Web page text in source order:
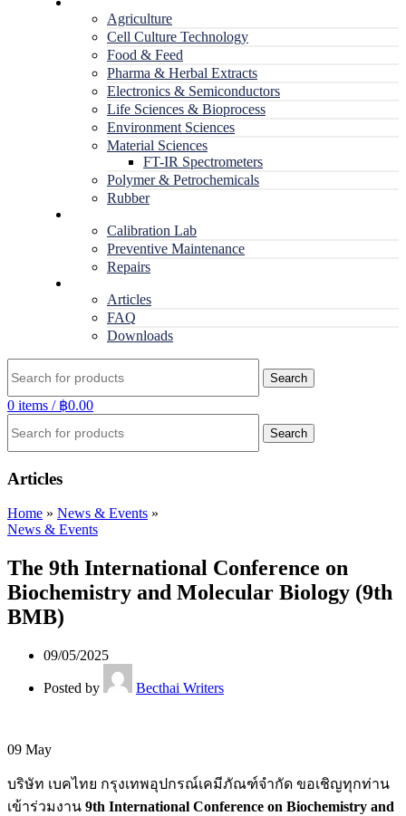
Agriculture
Cell Culture Technology
Food & Feed
Pharma & Herbal Extracts
Electronics & Semiconductors
Life Sciences & Bioprocess
Environment Sciences
Material Sciences
FT-IR Spectrometers
Polymer & Petrochemicals
Rubber
Calibration Lab
Preventive Maintenance
Repairs
Articles
FAQ
Downloads
Search
0 items / ฿0.00
Search
Articles
Home » News & Events »
News & Events
The 9th International Conference on
Biochemistry and Molecular Biology (9th
BMB)
09/05/2025
Posted by Becthai Writers
09 May
บริษัท เบคไทย กรุงเทพอุปกรณ์เคมีภัณฑ์จำกัด ขอเชิญทุกท่าน
เข้าร่วมงาน 9th International Conference on Biochemistry and